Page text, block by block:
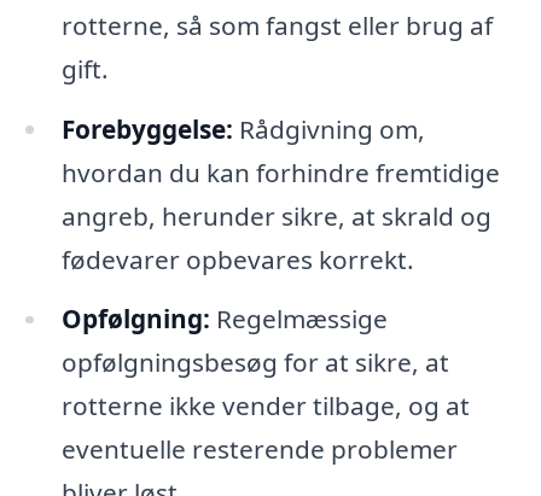
rotterne, så som fangst eller brug af
gift.
Forebyggelse: Rådgivning om,
hvordan du kan forhindre fremtidige
angreb, herunder sikre, at skrald og
fødevarer opbevares korrekt.
Opfølgning: Regelmæssige
opfølgningsbesøg for at sikre, at
rotterne ikke vender tilbage, og at
eventuelle resterende problemer